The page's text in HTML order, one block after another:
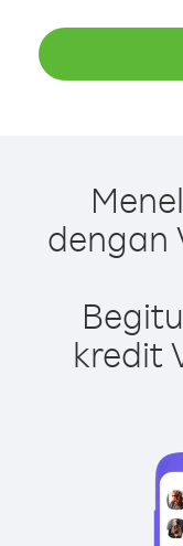
dengan
kredit